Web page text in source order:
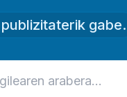
gabe.